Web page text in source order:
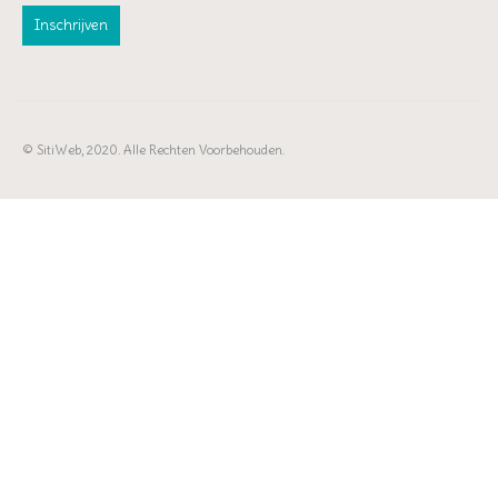
© SitiWeb, 2020. Alle Rechten Voorbehouden.